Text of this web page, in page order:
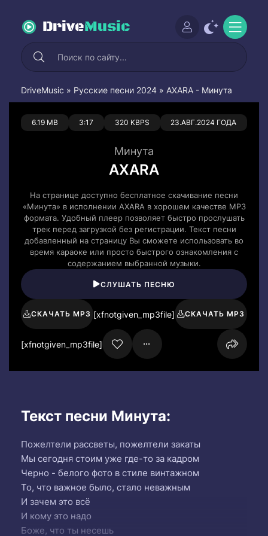
DriveMusic
DriveMusic » Русские песни 2024 » AXARA - Минута
6.19 MB 3:17 320 KBPS 23.АВГ.2024 ГОДА
0 0
Минута
AXARA
На странице доступно бесплатное скачивание песни
«Минута» в исполнении AXARA в хорошем качестве MP3
формата. Удобный плеер позволяет быстро прослушать
трек перед загрузкой без регистрации. Текст песни
добавленный на страницу Вы сможете использовать во
время караоке или просто быстрого ознакомления с
содержанием выбранной музыки.
СЛУШАТЬ ПЕСНЮ
СКАЧАТЬ MP3 [xfnotgiven_mp3file] СКАЧАТЬ MP3
[xfnotgiven_mp3file]
Текст песни Минута:
Пожелтели рассветы, пожелтели закаты
Мы сегодня стоим уже где-то за кадром
Черно - белого фото в стиле винтажном
То, что важное было, стало неважным
И зачем это всё
И кому это надо
Боже, что ты несешь